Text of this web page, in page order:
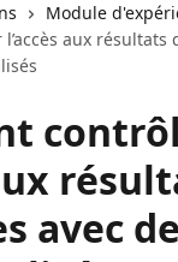
Module
aux résultats
avec